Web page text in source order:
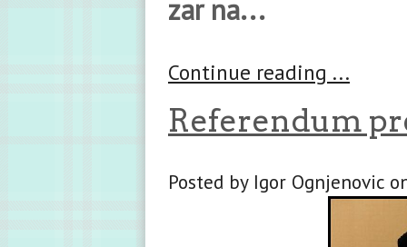
zar na...
Continue reading ...
Referendum
Posted by Igor Ognjenovic